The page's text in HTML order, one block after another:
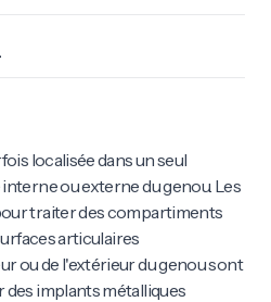
localisée dans un seul
ou externe du genou. Les
traiter des compartiments
articulaires
ou de l'extérieur du genou sont
implants métalliques